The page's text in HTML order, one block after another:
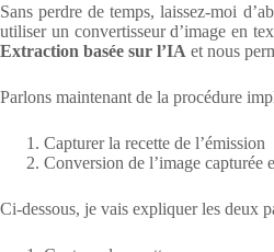
Sans perdre de temps, laissez-moi
utiliser un convertisseur d’image en
Extraction basée sur l’IA et nous
Parlons maintenant de la procédure
Capturer la recette de l’émission
Conversion de l’image capturée
Ci-dessous, je vais expliquer les deux